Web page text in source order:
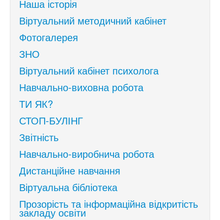
Наша історія
Віртуальний методичний кабінет
Фотогалерея
ЗНО
Віртуальний кабінет психолога
Навчально-виховна робота
ТИ ЯК?
СТОП-БУЛІНГ
Звітність
Навчально-виробнича робота
Дистанційне навчання
Віртуальна бібліотека
Прозорість та інформаційна відкритість
закладу освіти